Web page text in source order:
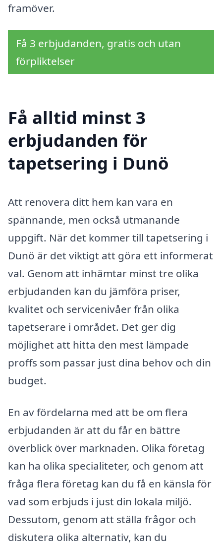
framöver.
Få 3 erbjudanden, gratis och utan
förpliktelser
Få alltid minst 3
erbjudanden för
tapetsering i Dunö
Att renovera ditt hem kan vara en
spännande, men också utmanande
uppgift. När det kommer till tapetsering i
Dunö är det viktigt att göra ett informerat
val. Genom att inhämtar minst tre olika
erbjudanden kan du jämföra priser,
kvalitet och servicenivåer från olika
tapetserare i området. Det ger dig
möjlighet att hitta den mest lämpade
proffs som passar just dina behov och din
budget.
En av fördelarna med att be om flera
erbjudanden är att du får en bättre
överblick över marknaden. Olika företag
kan ha olika specialiteter, och genom att
fråga flera företag kan du få en känsla för
vad som erbjuds i just din lokala miljö.
Dessutom, genom att ställa frågor och
diskutera olika alternativ, kan du